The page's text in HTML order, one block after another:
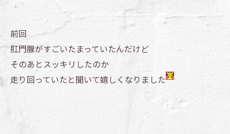
前回
肛門腺がすごいたまっていたんだけど
そのあとスッキリしたのか
走り回っていたと聞いて嬉しくなりました